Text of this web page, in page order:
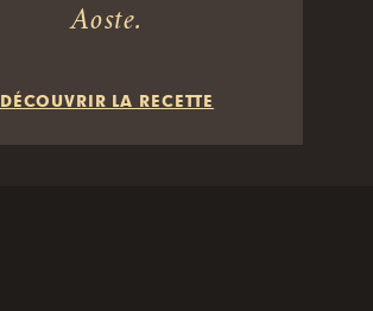
Aoste.
DÉCOUVRIR LA RECETTE